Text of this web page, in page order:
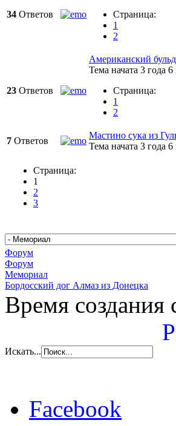
34 Ответов
Страница:
1
2
23 Ответов
Американский
Тема начата 3 года 6
Страница:
1
2
7 Ответов
Мастино сука из
Тема начата 3 года 6
Страница:
1
2
3
Форум
Форум
Мемориал
Бордосский дог Алмаз из Донецка
Время создания
Искать...
Facebook